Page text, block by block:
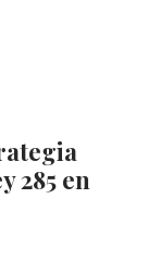
285 en